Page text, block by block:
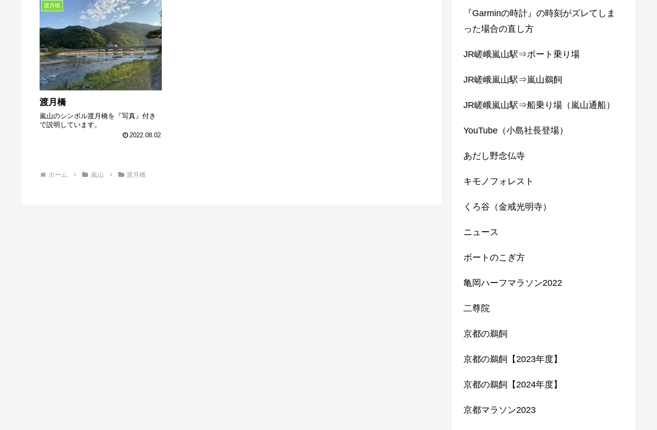
渡月橋
渡月橋
嵐山のシンボル渡月橋を『写真』付き
で説明しています。
2022.08.02
ホーム 嵐山 渡月橋
『Garminの時計』の時刻がズレてしま
った場合の直し方
JR嵯峨嵐山駅⇒ボート乗り場
JR嵯峨嵐山駅⇒嵐山鵜飼
JR嵯峨嵐山駅⇒船乗り場（嵐山通船）
YouTube（小島社長登場）
あだし野念仏寺
キモノフォレスト
くろ谷（金戒光明寺）
ニュース
ボートのこぎ方
亀岡ハーフマラソン2022
二尊院
京都の鵜飼
京都の鵜飼【2023年度】
京都の鵜飼【2024年度】
京都マラソン2023